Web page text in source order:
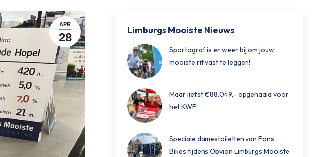
APR
28
Limburgs Mooiste Nieuws
Sportograf is er weer bij om jouw
mooiste rit vast te leggen!
Maar liefst €88.049,- opgehaald voor
het KWF
Speciale damestoiletten van Fons
Bikes tijdens Obvion Limburgs Mooiste